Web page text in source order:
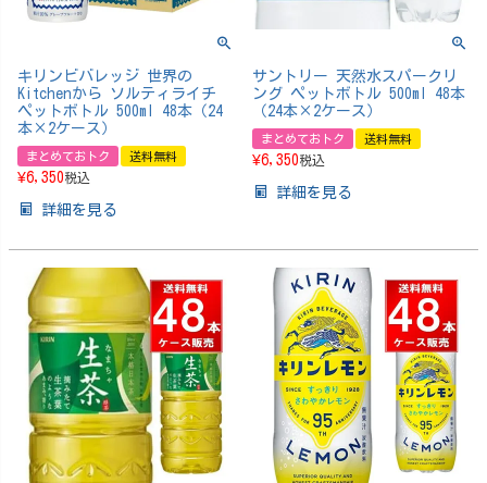
キリンビバレッジ 世界の
Kitchenから ソルティライチ
ペットボトル 500ml 48本（24
本×2ケース）
まとめておトク 送料無料
¥6,350税込
詳細を見る
サントリー 天然水スパークリ
ング ペットボトル 500ml 48本
（24本×2ケース）
まとめておトク 送料無料
¥6,350税込
詳細を見る